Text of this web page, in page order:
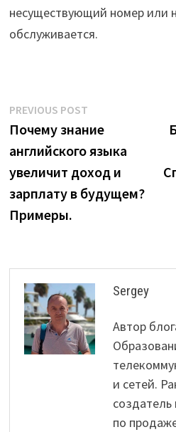
несуществующий номер или
обслуживается.
Post
navigation
PREVIOUS POSTPrevious
post:
Почему знание
английского языка
увеличит доход и
зарплату в будущем?
Примеры.
Sergey
Автор
и сетей.
создатель
по